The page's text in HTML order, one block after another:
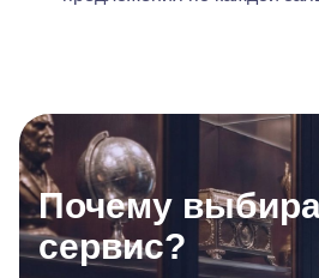
Почему
сервис?